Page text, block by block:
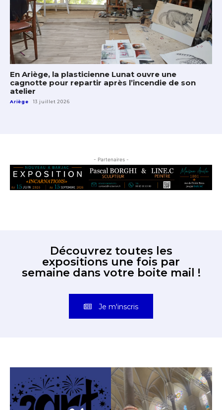
En Ariège, la plasticienne Lunat ouvre une
cagnotte pour repartir après l’incendie de son
atelier
Ariège 13 juillet 2026
- Partenaires -
Découvrez toutes les
expositions une fois par
semaine dans votre boite mail !
Je m'inscris